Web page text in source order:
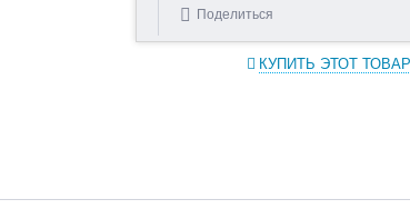
Поделиться
КУПИТЬ ЭТОТ